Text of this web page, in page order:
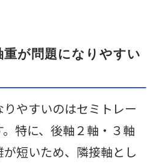
重が問題になりやすい
やすいのはセミトレー
特に、後軸２軸・３軸
短いため、隣接軸とし